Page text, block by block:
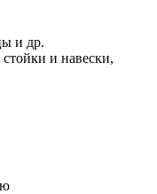
и др.
и навески,